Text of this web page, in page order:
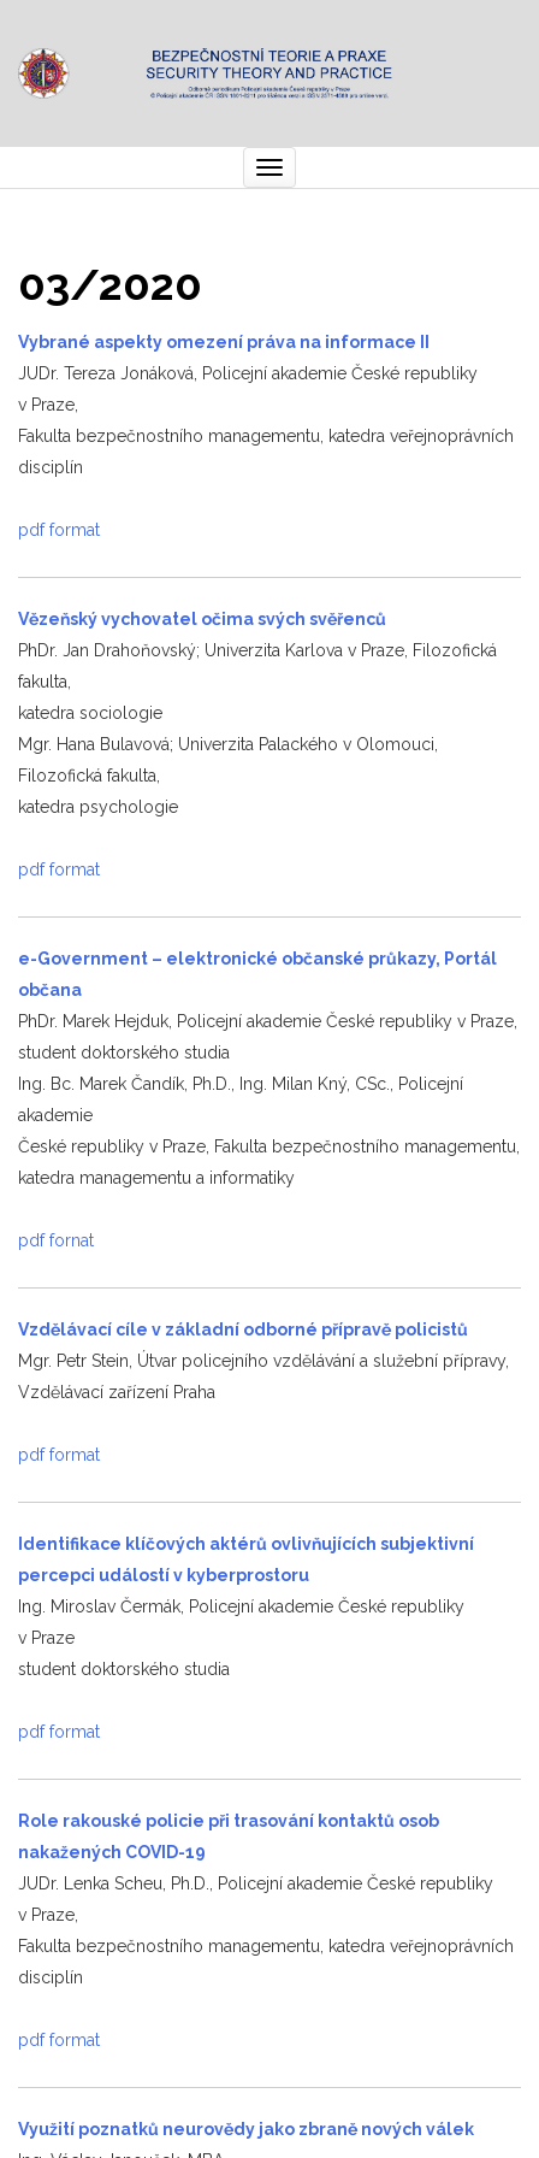
Toggle
navigation
03/2020
Vybrané aspekty omezení práva na informace II
JUDr. Tereza Jonáková, Policejní akademie České republiky
v Praze,
Fakulta bezpečnostního managementu, katedra veřejnoprávních
disciplín
pdf format
Vězeňský vychovatel očima svých svěřenců
PhDr. Jan Drahoňovský; Univerzita Karlova v Praze, Filozofická
fakulta,
katedra sociologie
Mgr. Hana Bulavová; Univerzita Palackého v Olomouci,
Filozofická fakulta,
katedra psychologie
pdf format
e-Government – elektronické občanské průkazy, Portál
občana
PhDr. Marek Hejduk, Policejní akademie České republiky v Praze,
student doktorského studia
Ing. Bc. Marek Čandík, Ph.D., Ing. Milan Kný, CSc., Policejní
akademie
České republiky v Praze, Fakulta bezpečnostního managementu,
katedra managementu a informatiky
pdf fornat
Vzdělávací cíle v základní odborné přípravě policistů
Mgr. Petr Stein, Útvar policejního vzdělávání a služební přípravy,
Vzdělávací zařízení Praha
pdf format
Identifikace klíčových aktérů ovlivňujících subjektivní
percepci událostív kyberprostoru
Ing. Miroslav Čermák, Policejní akademie České republiky
v Praze
student doktorského studia
pdf format
Role rakouské policie při trasování kontaktů osob
nakažených COVID-19
JUDr. Lenka Scheu, Ph.D., Policejní akademie České republiky
v Praze,
Fakulta bezpečnostního managementu, katedra veřejnoprávních
disciplín
pdf format
Využití poznatků neurovědy jako zbraně nových válek